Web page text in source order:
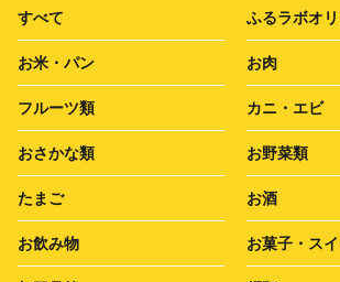
すべて ふるラボオ
お米・パン お肉
フルーツ類 カニ・エビ
おさかな類 お野菜類
たまご お酒
お飲み物 お菓子・ス